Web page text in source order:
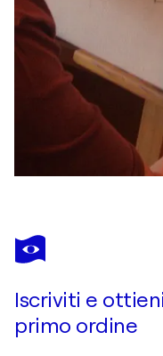
Iscriviti e
primo ordine